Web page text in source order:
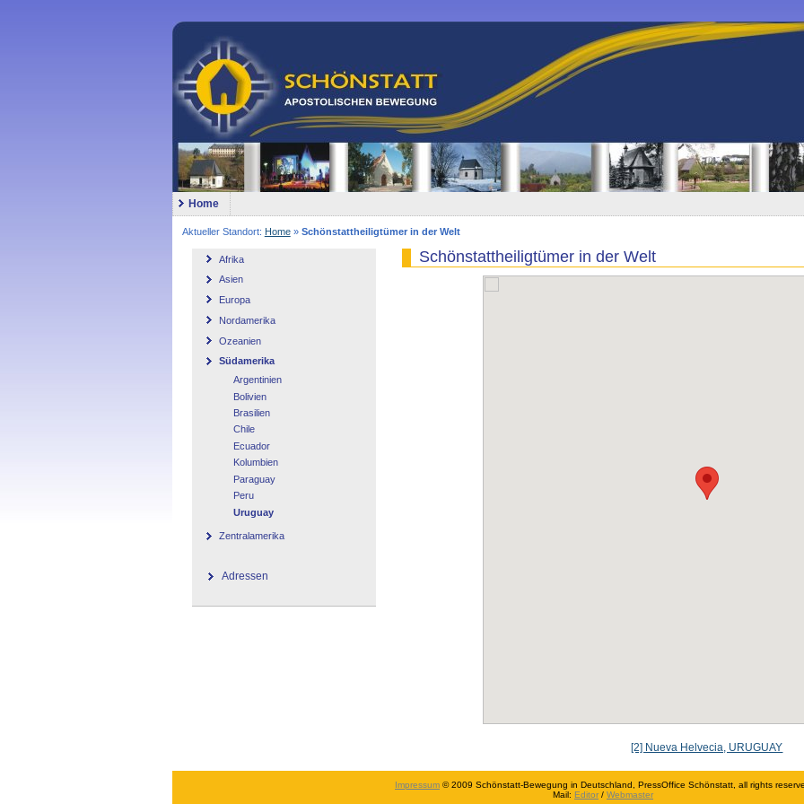
Home
Aktueller Standort: Home» Schönstattheiligtümer in der Welt
Afrika
Asien
Europa
Nordamerika
Ozeanien
Südamerika
Argentinien
Bolivien
Brasilien
Chile
Ecuador
Kolumbien
Paraguay
Peru
Uruguay
Zentralamerika
Adressen
Schönstattheiligtümer in der Welt
[2] Nueva Helvecia, URUGUAY
Impressum © 2009 Schönstatt-Bewegung in Deutschland, PressOffice Schönstatt, all rights
Mail: Editor / Webmaster